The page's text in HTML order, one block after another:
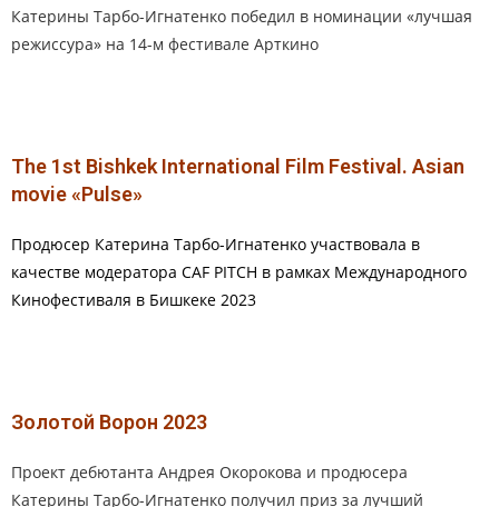
Катерины Тарбо-Игнатенко победил в номинации «лучшая
режиссура» на 14-м фестивале Арткино
The 1st Bishkek International Film Festival. Asian
movie «Pulse»
Продюсер Катерина Тарбо-Игнатенко участвовала в
качестве модератора CAF PITCH в рамках Международного
Кинофестиваля в Бишкеке 2023
Золотой Ворон 2023
Проект дебютанта Андрея Окорокова и продюсера
Катерины Тарбо-Игнатенко получил приз за лучший